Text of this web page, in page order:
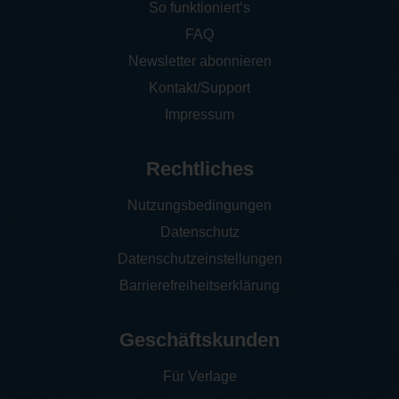
So funktioniert‘s
FAQ
Newsletter abonnieren
Kontakt/Support
Impressum
Rechtliches
Nutzungsbedingungen
Datenschutz
Datenschutzeinstellungen
Barrierefreiheitserklärung
Geschäftskunden
Für Verlage